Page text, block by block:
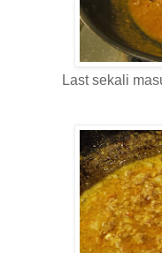
Last sekali